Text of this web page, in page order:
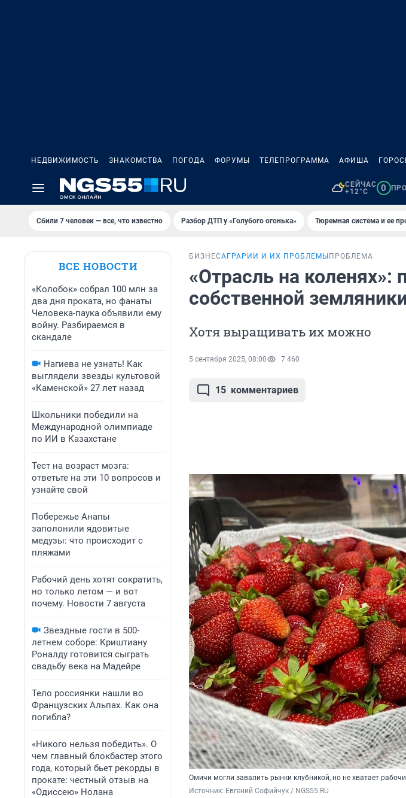
НЕДВИЖИМОСТЬ ЗНАКОМСТВА ПОГОДА ФОРУМЫ ТЕЛЕПРОГРАММА АФИША
СЕЙЧАС
+12°C
0
Сбили 7 человек — все, что известно Разбор ДТП у «Голубого огонька» Тюремная система и ее
ВСЕ НОВОСТИ
«Колобок» собрал 100 млн за
два дня проката, но фанаты
Человека-паука объявили ему
войну. Разбираемся в
скандале
Нагиева не узнать! Как
выглядели звезды культовой
«Каменской» 27 лет назад
Школьники победили на
Международной олимпиаде
по ИИ в Казахстане
Тест на возраст мозга:
ответьте на эти 10 вопросов и
узнайте свой
Побережье Анапы
заполонили ядовитые
медузы: что происходит с
пляжами
Рабочий день хотят сократить,
но только летом — и вот
почему. Новости 7 августа
Звездные гости в 500-
летнем соборе: Криштиану
Роналду готовится сыграть
свадьбу века на Мадейре
Тело россиянки нашли во
Французских Альпах. Как она
погибла?
«Никого нельзя победить». О
чем главный блокбастер этого
года, который бьет рекорды в
прокате: честный отзыв на
«Одиссею» Нолана
БИЗНЕСАГРАРИИ И ИХ ПРОБЛЕМЫ ПРОБЛЕМА
«Отрасль на коленях»:
собственной
Хотя выращивать их можно
5 сентября 2025, 08:00 7 460
15 комментариев
Омичи могли завалить рынки клубникой, но не хватает
Источник: Евгений Софийчук / NGS55.RU